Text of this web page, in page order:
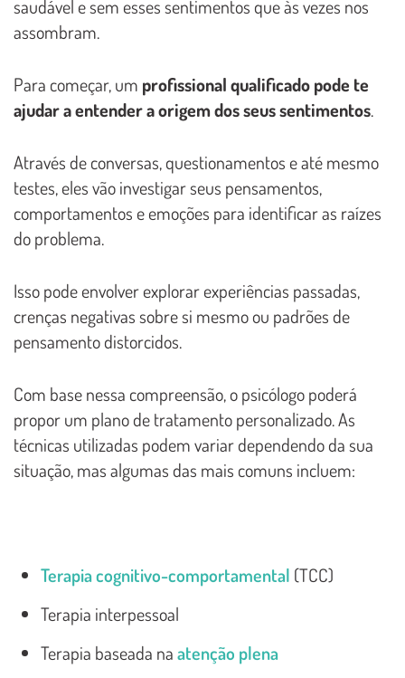
saudável e sem esses sentimentos que às vezes nos
assombram.
Para começar, um profissional qualificado pode te
ajudar a entender a origem dos seus sentimentos.
Através de conversas, questionamentos e até mesmo
testes, eles vão investigar seus pensamentos,
comportamentos e emoções para identificar as raízes
do problema.
Isso pode envolver explorar experiências passadas,
crenças negativas sobre si mesmo ou padrões de
pensamento distorcidos.
Com base nessa compreensão, o psicólogo poderá
propor um plano de tratamento personalizado. As
técnicas utilizadas podem variar dependendo da sua
situação, mas algumas das mais comuns incluem:
Terapia cognitivo-comportamental (TCC)
Terapia interpessoal
Terapia baseada naatenção plena